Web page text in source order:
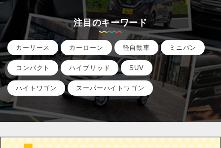
注目のキーワード
カーリース カーローン 軽自動車 ミニバン
コンパクト ハイブリッド SUV
ハイトワゴン スーパーハイトワゴン